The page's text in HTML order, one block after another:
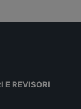
E REVISORI